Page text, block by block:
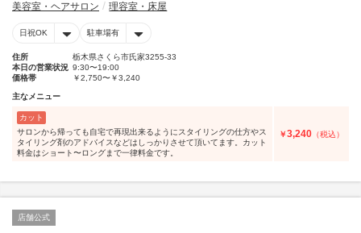
美容室・ヘアサロン 理容室・床屋
日祝OK 駐車場有
住所
栃木県さくら市氏家3255-33
本日の営業状況 9:30〜19:00
価格帯
￥2,750〜￥3,240
主なメニュー
カット
サロンから帰っても自宅で再現出来るようにスタイリングの仕方やス
タイリング剤のアドバイスなどはしっかりさせて頂いてます。カット
料金はショート〜ロングまで一律料金です。
￥3,240 （税込）
店舗公式